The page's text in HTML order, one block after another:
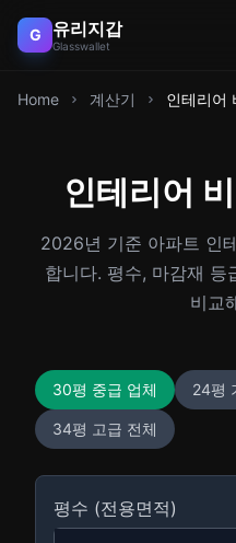
G 유리지갑
Glasswallet
Home 계산기 인테리어
인테리어
2026년 기준 아파트 인
합니다. 평수, 마감재 등
비교
30평 중급 업체 24평
34평 고급 전체
평수 (전용면적)